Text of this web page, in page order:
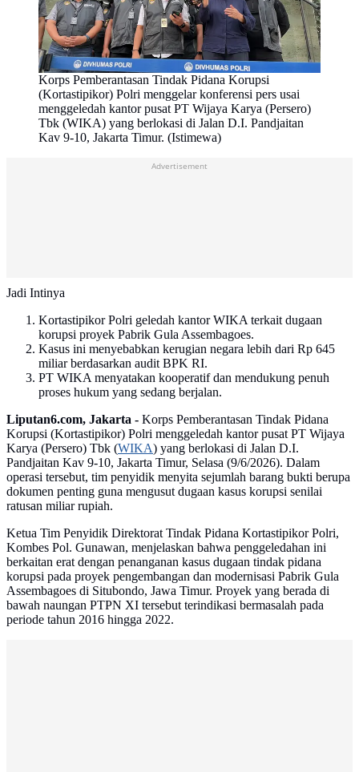
Korps Pemberantasan Tindak Pidana Korupsi
(Kortastipikor) Polri menggelar konferensi pers usai
menggeledah kantor pusat PT Wijaya Karya (Persero)
Tbk (WIKA) yang berlokasi di Jalan D.I. Pandjaitan
Kav 9-10, Jakarta Timur. (Istimewa)
Advertisement
Jadi Intinya
Kortastipikor Polri geledah kantor WIKA terkait dugaan
korupsi proyek Pabrik Gula Assembagoes.
Kasus ini menyebabkan kerugian negara lebih dari Rp 645
miliar berdasarkan audit BPK RI.
PT WIKA menyatakan kooperatif dan mendukung penuh
proses hukum yang sedang berjalan.
Liputan6.com, Jakarta - Korps Pemberantasan Tindak Pidana
Korupsi (Kortastipikor) Polri menggeledah kantor pusat PT Wijaya
Karya (Persero) Tbk (WIKA) yang berlokasi di Jalan D.I.
Pandjaitan Kav 9-10, Jakarta Timur, Selasa (9/6/2026). Dalam
operasi tersebut, tim penyidik menyita sejumlah barang bukti berupa
dokumen penting guna mengusut dugaan kasus korupsi senilai
ratusan miliar rupiah.
Ketua Tim Penyidik Direktorat Tindak Pidana Kortastipikor Polri,
Kombes Pol. Gunawan, menjelaskan bahwa penggeledahan ini
berkaitan erat dengan penanganan kasus dugaan tindak pidana
korupsi pada proyek pengembangan dan modernisasi Pabrik Gula
Assembagoes di Situbondo, Jawa Timur. Proyek yang berada di
bawah naungan PTPN XI tersebut terindikasi bermasalah pada
periode tahun 2016 hingga 2022.